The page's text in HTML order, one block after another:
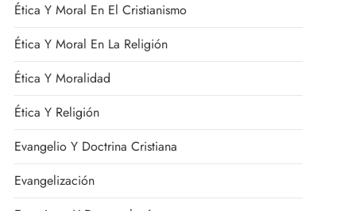
Ética Y Moral En El Cristianismo
Ética Y Moral En La Religión
Ética Y Moralidad
Ética Y Religión
Evangelio Y Doctrina Cristiana
Evangelización